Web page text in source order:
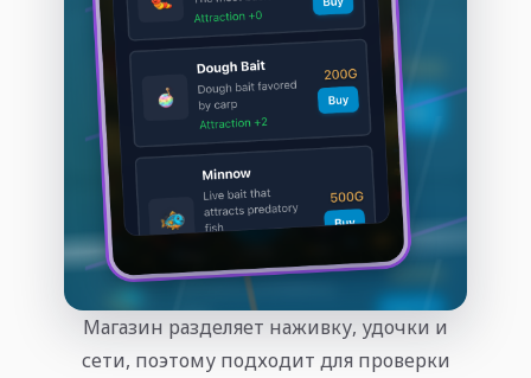
Магазин разделяет наживку, удочки и
сети, поэтому подходит для проверки